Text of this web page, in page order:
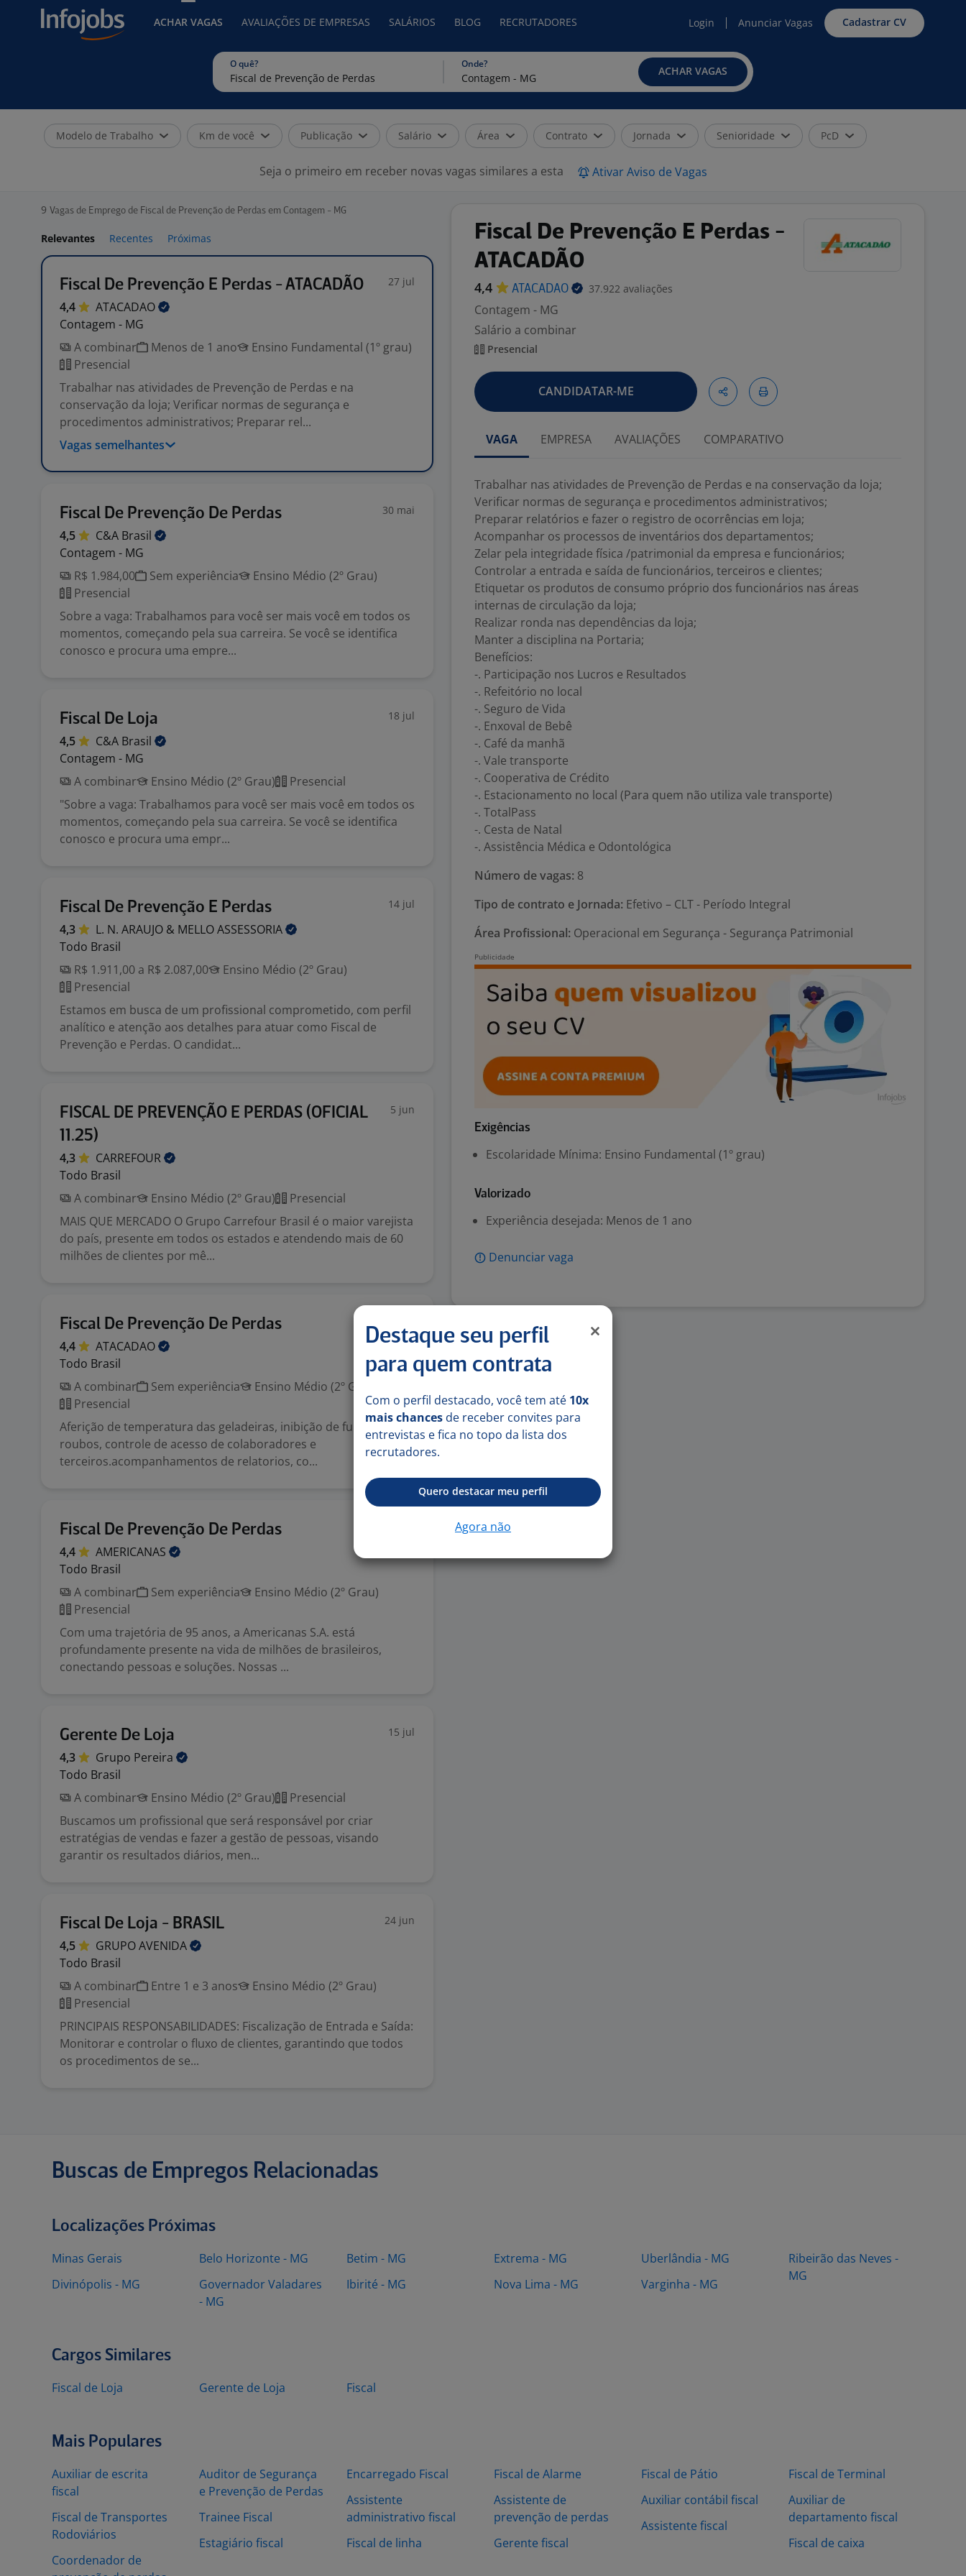
ACHAR VAGAS AVALIAÇÕES DE EMPRESAS SALÁRIOS BLOG RECRUTADORES Login Anunciar Vagas Cadastrar CV
O quê? Onde?
ACHAR VAGAS
Modelo de Trabalho Km de você Publicação Salário Área Contrato Jornada Senioridade PcD
Seja o primeiro em receber novas vagas similares a esta Ativar Aviso de Vagas
9 Vagas de Emprego de Fiscal de Prevenção de Perdas em Contagem - MG
Relevantes Recentes Próximas
Fiscal De Prevenção E Perdas - ATACADÃO 27 jul
4,4
ATACADAO
Contagem - MG
A combinar
Menos de 1 ano
Ensino Fundamental (1º grau)
Presencial
Trabalhar nas atividades de Prevenção de Perdas e na
conservação da loja; Verificar normas de segurança e
procedimentos administrativos; Preparar rel...
Vagas semelhantes
Fiscal De Prevenção De Perdas 30 mai
4,5 C&A Brasil
Contagem - MG
R$ 1.984,00
Sem experiência
Ensino Médio (2º Grau)
Presencial
Sobre a vaga: Trabalhamos para você ser mais você em todos os
momentos, começando pela sua carreira. Se você se identifica
conosco e procura uma empre...
Fiscal De Loja 18 jul
4,5 C&A Brasil
Contagem - MG
A combinar
Ensino Médio (2º Grau)
Presencial
"Sobre a vaga: Trabalhamos para você ser mais você em todos os
momentos, começando pela sua carreira. Se você se identifica
conosco e procura uma empr...
Fiscal De Prevenção E Perdas 14 jul
4,3 L. N. ARAUJO & MELLOASSESSORIA
Todo Brasil
R$ 1.911,00 a R$ 2.087,00
Ensino Médio (2º Grau)
Presencial
Estamos em busca de um profissional comprometido, com perfil
analítico e atenção aos detalhes para atuar como Fiscal de
Prevenção e Perdas. O candidat...
FISCAL DE PREVENÇÃO E PERDAS (OFICIAL
11.25)
5 jun
4,3
CARREFOUR
Todo Brasil
A combinar
Ensino Médio (2º Grau)
Presencial
MAIS QUE MERCADO O Grupo Carrefour Brasil é o maior varejista
do país, presente em todos os estados e atendendo mais de 60
milhões de clientes por mê...
Fiscal De Prevenção De Perdas
4,4
ATACADAO
Todo Brasil
A combinar
Sem experiência
Ensino Médio (2º Grau)
Presencial
Aferição de temperatura das geladeiras, inibição de furtos e
roubos, controle de acesso de colaboradores e
terceiros.acompanhamentos de relatorios, co...
Fiscal De Prevenção De Perdas
4,4
AMERICANAS
Todo Brasil
A combinar
Sem experiência
Ensino Médio (2º Grau)
Presencial
Com uma trajetória de 95 anos, a Americanas S.A. está
profundamente presente na vida de milhões de brasileiros,
conectando pessoas e soluções. Nossas ...
Gerente De Loja 15 jul
4,3 Grupo Pereira
Todo Brasil
A combinar
Ensino Médio (2º Grau)
Presencial
Buscamos um profissional que será responsável por criar
estratégias de vendas e fazer a gestão de pessoas, visando
garantir os resultados diários, men...
Fiscal De Loja - BRASIL 24 jun
4,5 GRUPOAVENIDA
Todo Brasil
A combinar
Entre 1 e 3 anos
Ensino Médio (2º Grau)
Presencial
PRINCIPAIS RESPONSABILIDADES: Fiscalização de Entrada e Saída:
Monitorar e controlar o fluxo de clientes, garantindo que todos
os procedimentos de se...
Fiscal De Prevenção E Perdas -
ATACADÃO
4,4 ATACADAO 37.922 avaliações
Contagem - MG
Salário a combinar
Presencial
CANDIDATAR-ME
VAGA EMPRESA AVALIAÇÕES COMPARATIVO
Trabalhar nas atividades de Prevenção de Perdas e na conservação da loja;
Verificar normas de segurança e procedimentos administrativos;
Preparar relatórios e fazer o registro de ocorrências em loja;
Acompanhar os processos de inventários dos departamentos;
Zelar pela integridade física /patrimonial da empresa e funcionários;
Controlar a entrada e saída de funcionários, terceiros e clientes;
Etiquetar os produtos de consumo próprio dos funcionários nas áreas
internas de circulação da loja;
Realizar ronda nas dependências da loja;
Manter a disciplina na Portaria;
Benefícios:
-. Participação nos Lucros e Resultados
-. Refeitório no local
-. Seguro de Vida
-. Enxoval de Bebê
-. Café da manhã
-. Vale transporte
-. Cooperativa de Crédito
-. Estacionamento no local (Para quem não utiliza vale transporte)
-. TotalPass
-. Cesta de Natal
-. Assistência Médica e Odontológica
Número de vagas: 8
Tipo de contrato e Jornada: Efetivo – CLT - Período Integral
Área Profissional: Operacional em Segurança - Segurança Patrimonial
Exigências
Escolaridade Mínima: Ensino Fundamental (1º grau)
Valorizado
Experiência desejada: Menos de 1 ano
Denunciar vaga
Buscas de Empregos Relacionadas
Localizações Próximas
Minas Gerais
Divinópolis - MG
Belo Horizonte - MG
Governador Valadares
- MG
Betim - MG
Ibirité - MG
Extrema - MG
Nova Lima - MG
Uberlândia - MG
Varginha - MG
Ribeirão das Neves -
MG
Cargos Similares
Fiscal de Loja Gerente de Loja Fiscal
Mais Populares
Auxiliar de escrita
fiscal
Fiscal de Transportes
Rodoviários
Coordenador de
Auditor de Segurança
e Prevenção de Perdas
Trainee Fiscal
Estagiário fiscal
Encarregado Fiscal
Assistente
administrativo fiscal
Fiscal de linha
Fiscal de Alarme
Assistente de
prevenção de perdas
Gerente fiscal
Fiscal de Pátio
Auxiliar contábil fiscal
Assistente fiscal
Fiscal de Terminal
Auxiliar de
departamento fiscal
Fiscal de caixa
Destaque seu perfil
para quem contrata
Com o perfil destacado, você tem até 10x
mais chances de receber convites para
entrevistas e fica no topo da lista dos
recrutadores.
Quero destacar meu perfil
Agora não